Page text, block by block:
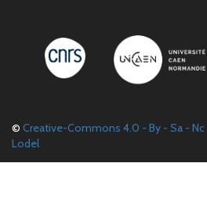
© Creative-Commons 4.0 - By - Sa - Nc
Lodel